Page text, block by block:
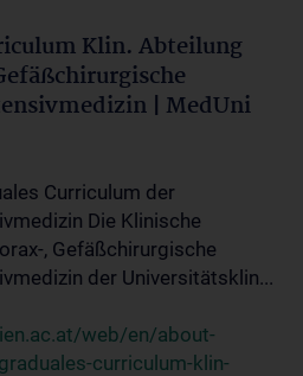
Klin. Abteilung
| MedUni
Curriculum der
Die Klinische
, Gefäßchirurgische
der Universitätsklin...
web/en/about-
curriculum-klin-